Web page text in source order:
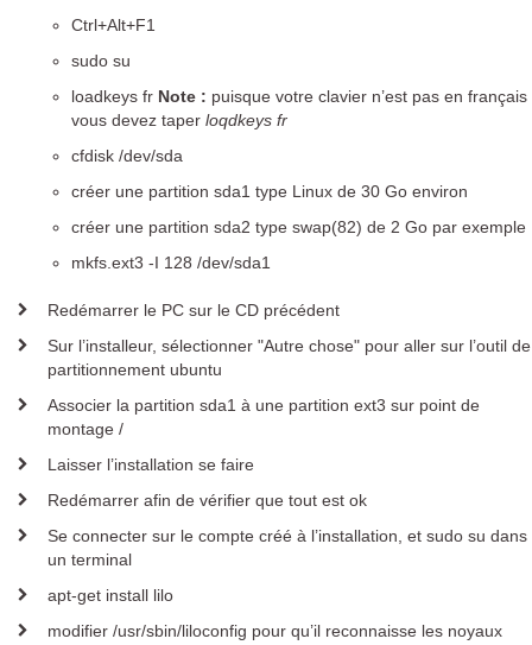
Questions fréquentes
Notice d'utilisation
Quelle est mon adresse IP ?
Contacter le support technique
Téléchargements
Kwartz Server
Toutes les versions
Outils / Documentation
Kwartz Mobile Control
Outils / Documentation
NetSupport School
Contact
Ctrl+Alt+F1
sudo su
loadkeys fr Note : puisque votre clavier n’est pas en français
vous devez taper loqdkeys fr
cfdisk /dev/sda
créer une partition sda1 type Linux de 30 Go environ
créer une partition sda2 type swap(82) de 2 Go par exemple
mkfs.ext3 -I 128 /dev/sda1
Redémarrer le PC sur le CD précédent
Sur l’installeur, sélectionner "Autre chose" pour aller sur l’outil de
partitionnement ubuntu
Associer la partition sda1 à une partition ext3 sur point de
montage /
Laisser l’installation se faire
Redémarrer afin de vérifier que tout est ok
Se connecter sur le compte créé à l’installation, et sudo su dans
un terminal
apt-get install lilo
modifier /usr/sbin/liloconfig pour qu’il reconnaisse les noyaux